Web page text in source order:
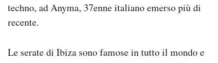
techno, ad Anyma, 37enne italiano emerso più di
recente.
Le serate di Ibiza sono famose in tutto il mondo e